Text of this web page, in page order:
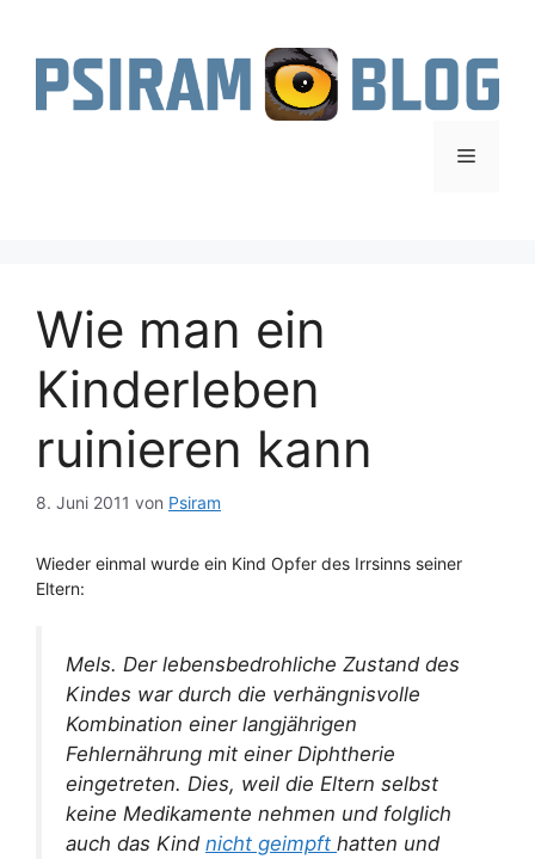
springen
Menü
Wie man ein
Kinderleben
ruinieren kann
8. Juni 2011 von Psiram
Wieder einmal wurde ein Kind Opfer des Irrsinns seiner
Eltern:
Mels. Der lebensbedrohliche Zustand des
Kindes war durch die verhängnisvolle
Kombination einer langjährigen
Fehlernährung mit einer Diphtherie
eingetreten. Dies, weil die Eltern selbst
keine Medikamente nehmen und folglich
auch das Kind nicht geimpft hatten und